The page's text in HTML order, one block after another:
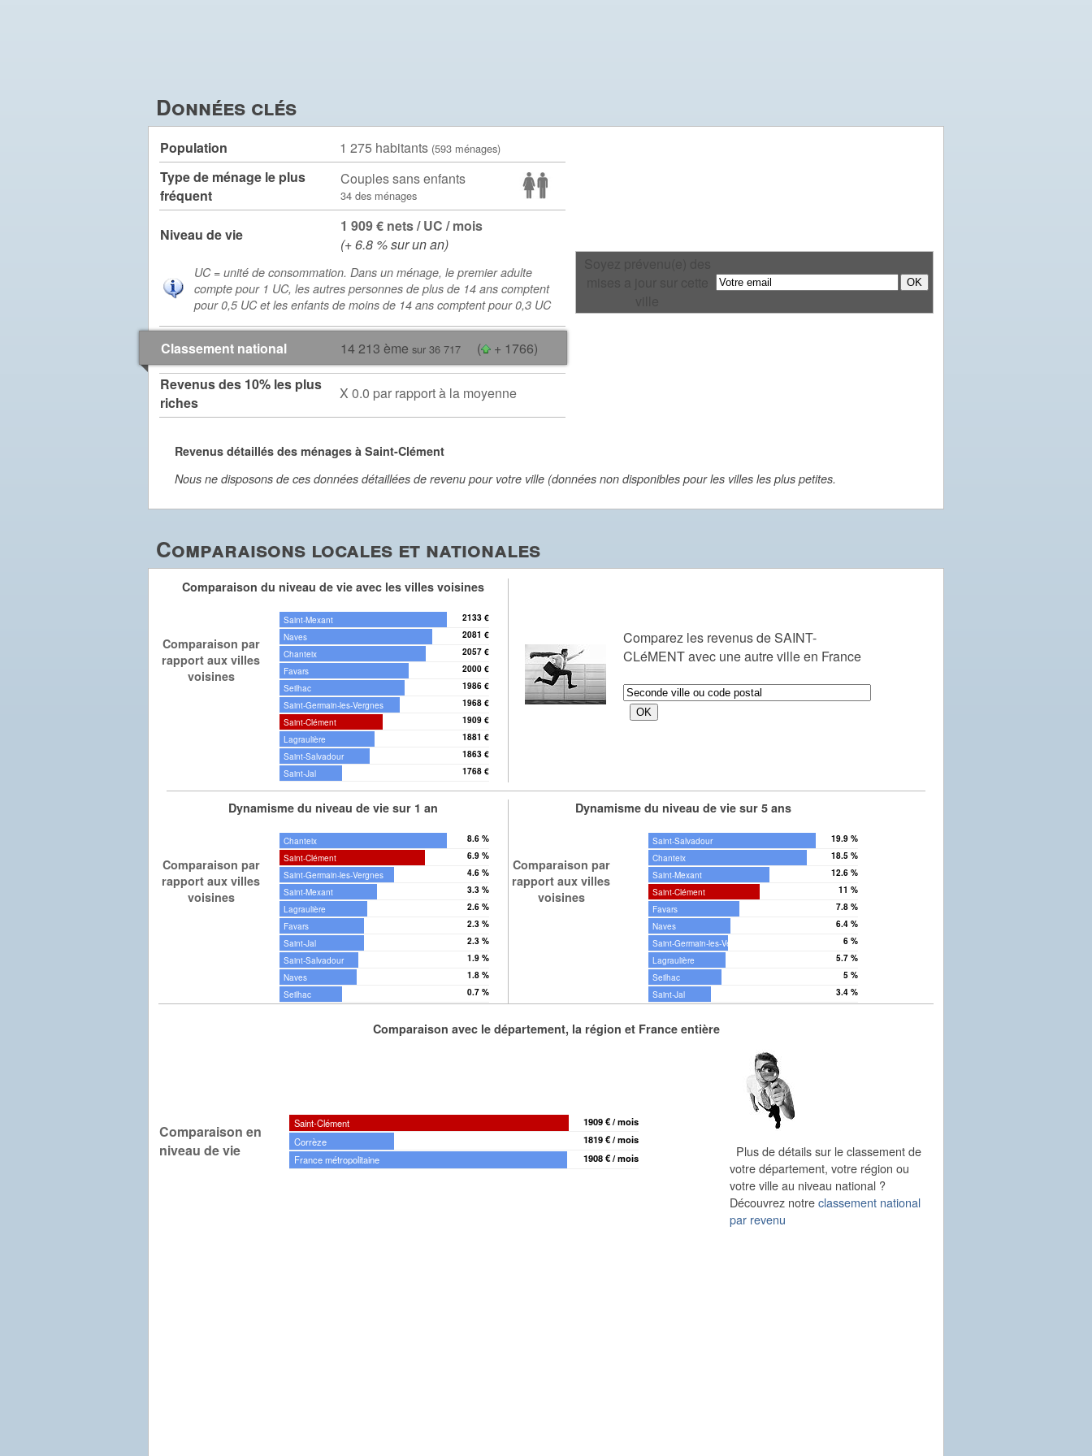
Données clés
Population 1 275 habitants (593 ménages)
Type de ménage le plus
fréquent
Couples sans enfants
34 des ménages
Niveau de vie
1 909 € nets / UC / mois
(+ 6.8 % sur un an)
UC = unité de consommation. Dans un ménage, le premier adulte
compte pour 1 UC, les autres personnes de plus de 14 ans comptent
pour 0,5 UC et les enfants de moins de 14 ans comptent pour 0,3 UC
Classement national 14 213 ème sur 36 717 (
+ 1766)
Revenus des 10% les plus
riches
X 0.0 par rapport à la moyenne
Revenus détaillés des ménages à Saint-Clément
Nous ne disposons de ces données détaillées de revenu pour votre ville (données non disponibles pour les villes les plus petites.
Comparaisons locales et nationales
Comparaison du niveau de vie avec les villes voisines
Comparaison par
rapport aux villes
voisines
Saint-Mexant 2133 €
Naves 2081 €
Chanteix 2057 €
Favars 2000 €
Seilhac 1986 €
Saint-Germain-les-Vergnes 1968 €
Saint-Clément 1909 €
Lagraulière 1881 €
Saint-Salvadour 1863 €
Saint-Jal 1768 €
Comparez les revenus de SAINT-
CLéMENT avec une autre ville en France
Dynamisme du niveau de vie sur 1 an
Comparaison par
rapport aux villes
voisines
Chanteix 8.6 %
Saint-Clément 6.9 %
Saint-Germain-les-Vergnes 4.6 %
Saint-Mexant 3.3 %
Lagraulière 2.6 %
Favars 2.3 %
Saint-Jal 2.3 %
Saint-Salvadour 1.9 %
Naves 1.8 %
Seilhac 0.7 %
Dynamisme du niveau de vie sur 5 ans
Comparaison par
rapport aux villes
voisines
Saint-Salvadour 19.9 %
Chanteix 18.5 %
Saint-Mexant 12.6 %
Saint-Clément 11 %
Favars 7.8 %
Naves 6.4 %
Saint-Germain-les-Vergnes 6 %
Lagraulière 5.7 %
Seilhac 5 %
Saint-Jal 3.4 %
Comparaison avec le département, la région et France entière
Comparaison en
niveau de vie
Saint-Clément
1909 € / mois
Corrèze
1819 € / mois
France métropolitaine
1908 € / mois
Plus de détails sur le classement de
votre département, votre région ou
votre ville au niveau national ?
Découvrez notreclassement national
par revenu